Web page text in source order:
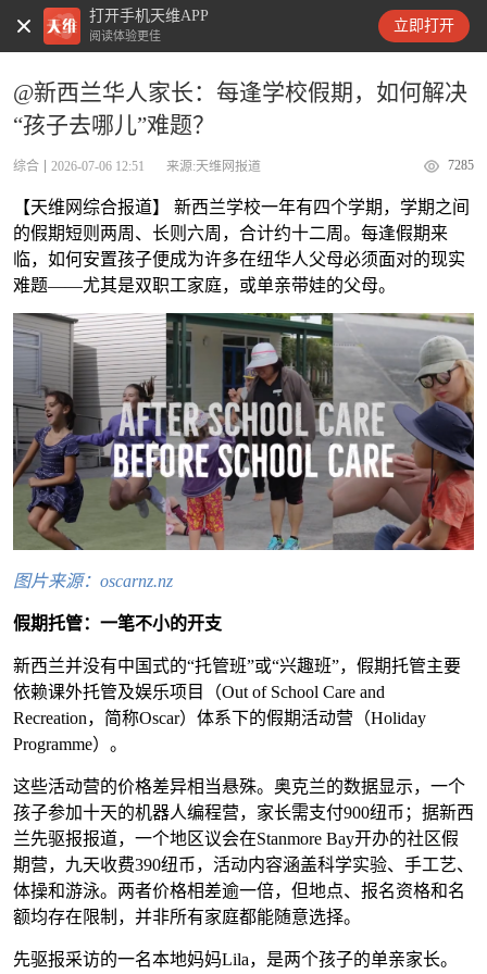
打开手机天维APP
阅读体验更佳
立即打开
天维新闻
@新西兰华人家长：每逢学校假期，如何解决
“孩子去哪儿”难题？
综合 2026-07-06 12:51 来源:天维网报道 7285
【天维网综合报道】 新西兰学校一年有四个学期，学期之间
的假期短则两周、长则六周，合计约十二周。每逢假期来
临，如何安置孩子便成为许多在纽华人父母必须面对的现实
难题——尤其是双职工家庭，或单亲带娃的父母。
图片来源：oscarnz.nz
假期托管：一笔不小的开支
新西兰并没有中国式的“托管班”或“兴趣班”，假期托管主要
依赖课外托管及娱乐项目（Out of School Care and
Recreation，简称Oscar）体系下的假期活动营（Holiday
Programme）。
这些活动营的价格差异相当悬殊。奥克兰的数据显示，一个
孩子参加十天的机器人编程营，家长需支付900纽币；据新西
兰先驱报报道，一个地区议会在Stanmore Bay开办的社区假
期营，九天收费390纽币，活动内容涵盖科学实验、手工艺、
体操和游泳。两者价格相差逾一倍，但地点、报名资格和名
额均存在限制，并非所有家庭都能随意选择。
先驱报采访的一名本地妈妈Lila，是两个孩子的单亲家长。